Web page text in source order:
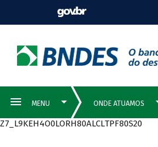
Z7_L9KEH4O0LORH80ALCLTPF80S20